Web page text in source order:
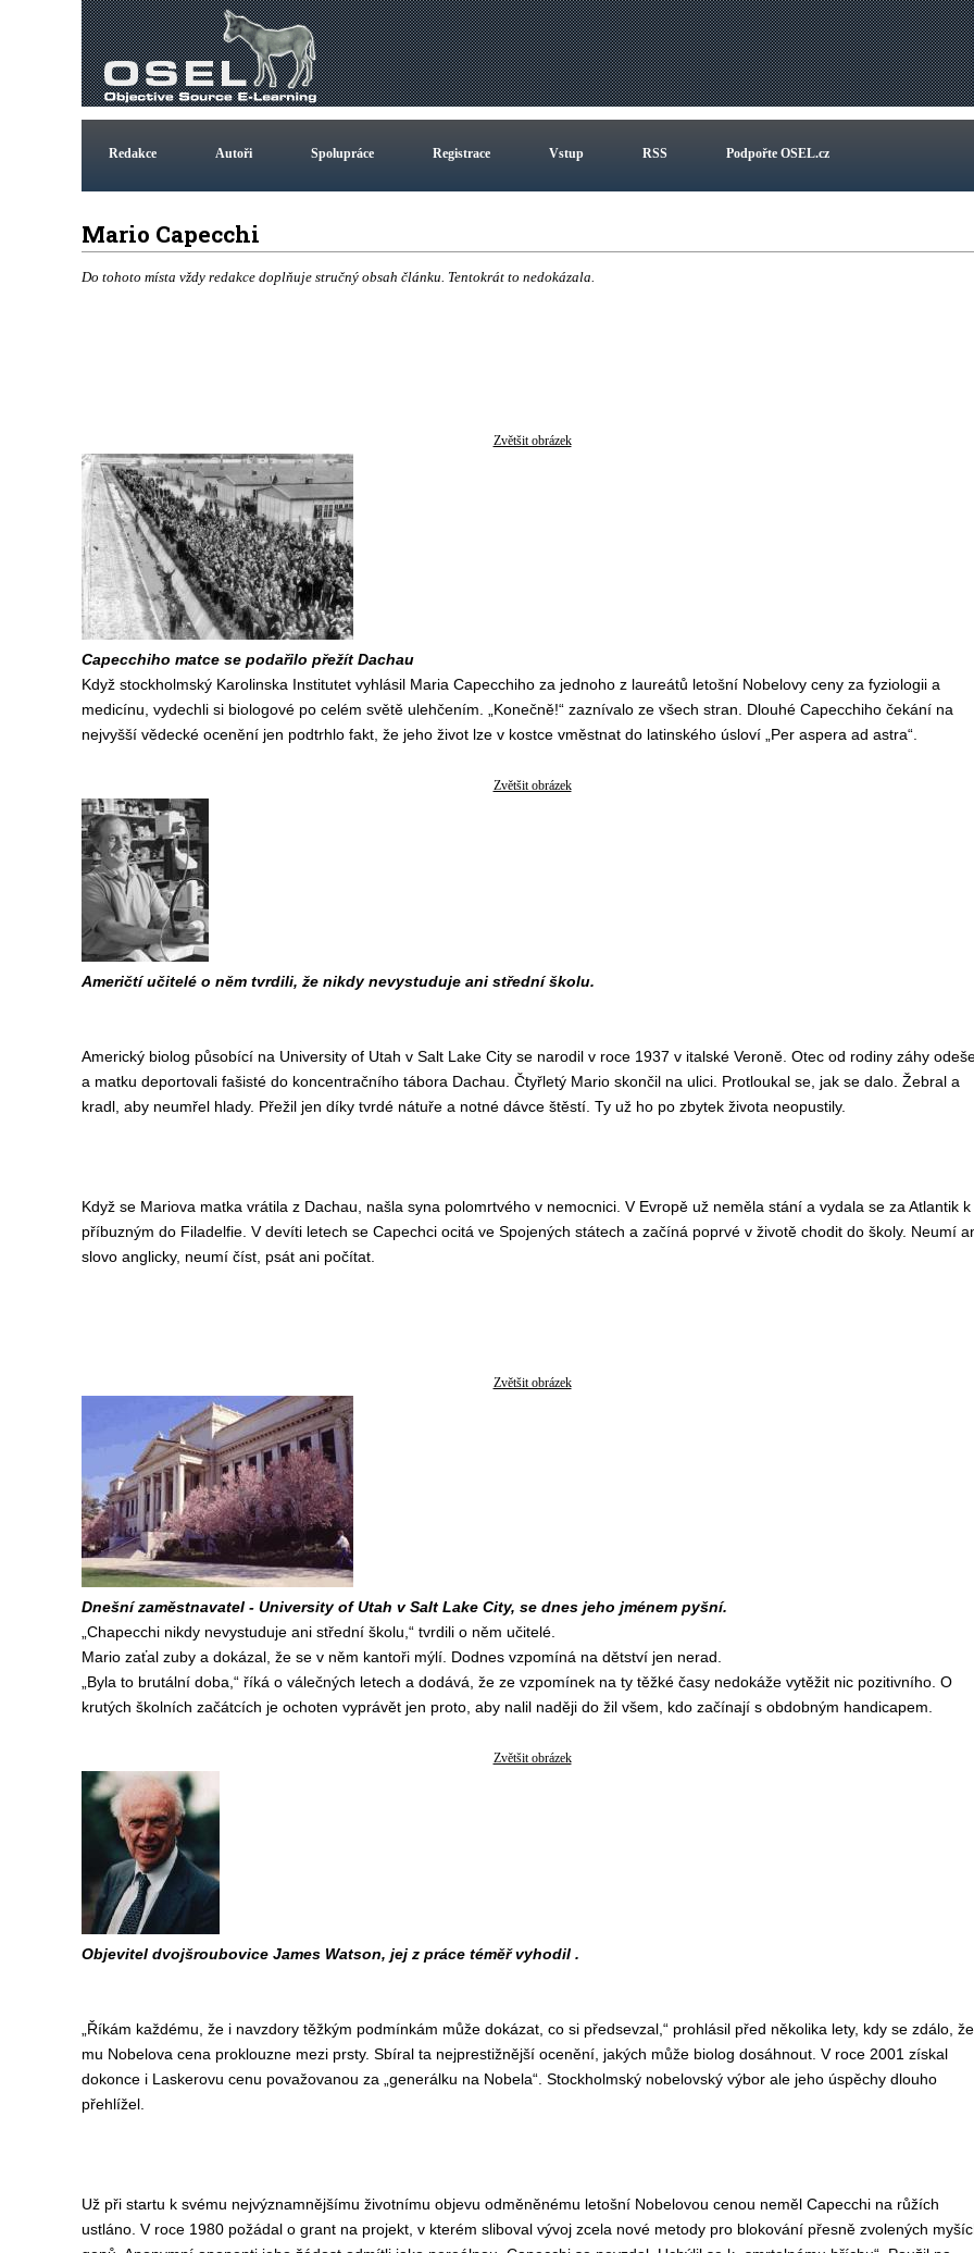
Redakce Autoři Spolupráce Registrace Vstup RSS Podpořte OSEL.cz
Mario Capecchi
Do tohoto místa vždy redakce doplňuje stručný obsah článku. Tentokrát to nedokázala.
Zvětšit obrázek
Capecchiho matce se podařilo přežít Dachau
Když stockholmský Karolinska Institutet vyhlásil Maria Capecchiho za jednoho z laureátů letošní Nobelovy ceny za fyziologii a
medicínu, vydechli si biologové po celém světě ulehčením. „Konečně!“ zaznívalo ze všech stran. Dlouhé Capecchiho čekání na
nejvyšší vědecké ocenění jen podtrhlo fakt, že jeho život lze v kostce vměstnat do latinského úsloví „Per aspera ad astra“.
Zvětšit obrázek
Američtí učitelé o něm tvrdili, že nikdy nevystuduje ani střední školu.
Americký biolog působící na University of Utah v Salt Lake City se narodil v roce 1937 v italské Veroně. Otec od rodiny záhy
a matku deportovali fašisté do koncentračního tábora Dachau. Čtyřletý Mario skončil na ulici. Protloukal se, jak se dalo. Žebral a
kradl, aby neumřel hlady. Přežil jen díky tvrdé nátuře a notné dávce štěstí. Ty už ho po zbytek života neopustily.
Když se Mariova matka vrátila z Dachau, našla syna polomrtvého v nemocnici. V Evropě už neměla stání a vydala se za Atlantik k
příbuzným do Filadelfie. V devíti letech se Capechci ocitá ve Spojených státech a začíná poprvé v životě chodit do školy. Neumí
slovo anglicky, neumí číst, psát ani počítat.
Zvětšit obrázek
Dnešní zaměstnavatel - University of Utah v Salt Lake City, se dnes jeho jménem pyšní.
„Chapecchi nikdy nevystuduje ani střední školu,“ tvrdili o něm učitelé.
Mario zaťal zuby a dokázal, že se v něm kantoři mýlí. Dodnes vzpomíná na dětství jen nerad.
„Byla to brutální doba,“ říká o válečných letech a dodává, že ze vzpomínek na ty těžké časy nedokáže vytěžit nic pozitivního. O
krutých školních začátcích je ochoten vyprávět jen proto, aby nalil naději do žil všem, kdo začínají s obdobným handicapem.
Zvětšit obrázek
Objevitel dvojšroubovice James Watson, jej z práce téměř vyhodil .
„Říkám každému, že i navzdory těžkým podmínkám může dokázat, co si předsevzal,“ prohlásil před několika lety, kdy se zdálo, že
mu Nobelova cena proklouzne mezi prsty. Sbíral ta nejprestižnější ocenění, jakých může biolog dosáhnout. V roce 2001 získal
dokonce i Laskerovu cenu považovanou za „generálku na Nobela“. Stockholmský nobelovský výbor ale jeho úspěchy dlouho
přehlížel.
Už při startu k svému nejvýznamnějšímu životnímu objevu odměněnému letošní Nobelovou cenou neměl Capecchi na růžích
ustláno. V roce 1980 požádal o grant na projekt, v kterém sliboval vývoj zcela nové metody pro blokování přesně zvolených